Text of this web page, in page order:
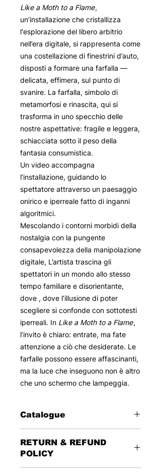
Like a Moth to a Flame,
un’installazione che cristallizza
l'esplorazione del libero arbitrio
nell’era digitale, si rappresenta come
una costellazione di finestrini d’auto,
disposti a formare una farfalla —
delicata, effimera, sul punto di
svanire. La farfalla, simbolo di
metamorfosi e rinascita, qui si
trasforma in uno specchio delle
nostre aspettative: fragile e leggera,
schiacciata sotto il peso della
fantasia consumistica.
Un video accompagna
l’installazione, guidando lo
spettatore attraverso un paesaggio
onirico e iperreale fatto di inganni
algoritmici.
Mescolando i contorni morbidi della
nostalgia con la pungente
consapevolezza della manipolazione
digitale, L’artista trascina gli
spettatori in un mondo allo stesso
tempo familiare e disorientante,
dove , dove l’illusione di poter
scegliere si confonde con sottotesti
iperreali. In Like a Moth to a Flame,
l’invito è chiaro: entrate, ma fate
attenzione a ciò che desiderate. Le
farfalle possono essere affascinanti,
ma la luce che inseguono non è altro
che uno schermo che lampeggia.
Catalogue
Installazione Video
165 x 200
RETURN & REFUND
POLICY